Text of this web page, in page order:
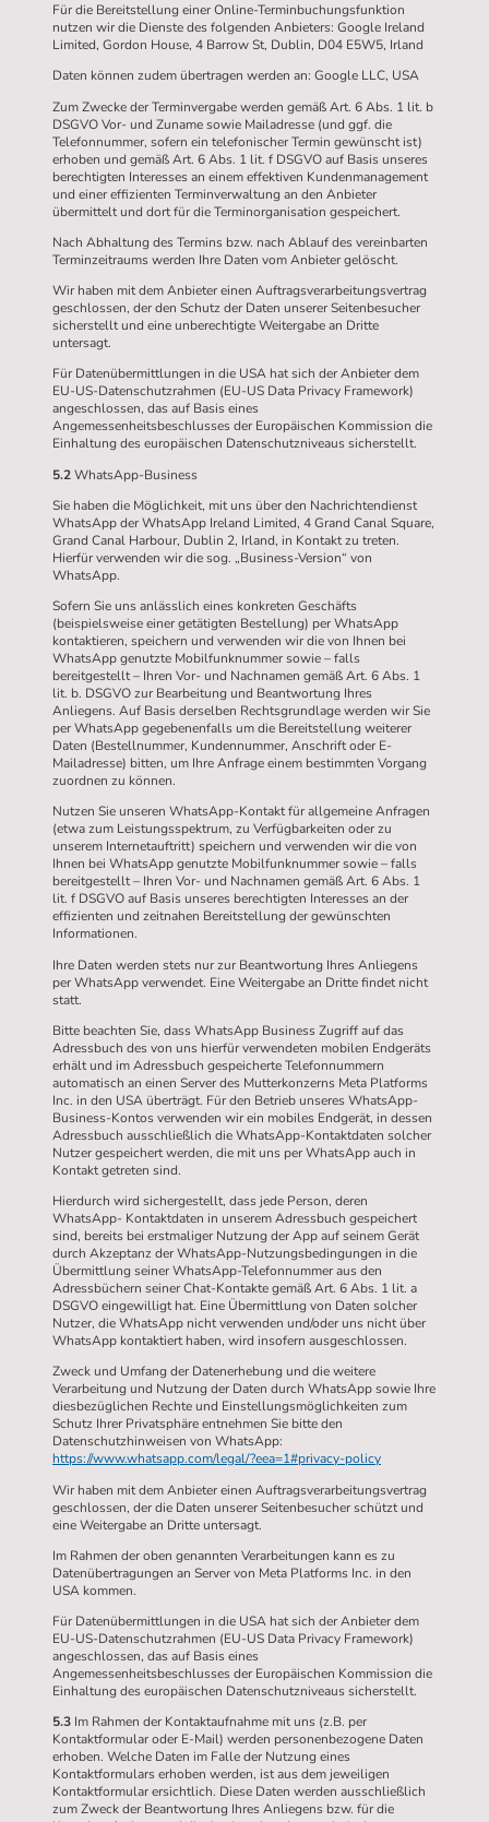
Für die Bereitstellung einer Online-Terminbuchungsfunktion
nutzen wir die Dienste des folgenden Anbieters: Google Ireland
Limited, Gordon House, 4 Barrow St, Dublin, D04 E5W5, Irland
Daten können zudem übertragen werden an: Google LLC, USA
Zum Zwecke der Terminvergabe werden gemäß Art. 6 Abs. 1 lit. b
DSGVO Vor- und Zuname sowie Mailadresse (und ggf. die
Telefonnummer, sofern ein telefonischer Termin gewünscht ist)
erhoben und gemäß Art. 6 Abs. 1 lit. f DSGVO auf Basis unseres
berechtigten Interesses an einem effektiven Kundenmanagement
und einer effizienten Terminverwaltung an den Anbieter
übermittelt und dort für die Terminorganisation gespeichert.
Nach Abhaltung des Termins bzw. nach Ablauf des vereinbarten
Terminzeitraums werden Ihre Daten vom Anbieter gelöscht.
Wir haben mit dem Anbieter einen Auftragsverarbeitungsvertrag
geschlossen, der den Schutz der Daten unserer Seitenbesucher
sicherstellt und eine unberechtigte Weitergabe an Dritte
untersagt.
Für Datenübermittlungen in die USA hat sich der Anbieter dem
EU-US-Datenschutzrahmen (EU-US Data Privacy Framework)
angeschlossen, das auf Basis eines
Angemessenheitsbeschlusses der Europäischen Kommission die
Einhaltung des europäischen Datenschutzniveaus sicherstellt.
5.2WhatsApp-Business
Sie haben die Möglichkeit, mit uns über den Nachrichtendienst
WhatsApp der WhatsApp Ireland Limited, 4 Grand Canal Square,
Grand Canal Harbour, Dublin 2, Irland, in Kontakt zu treten.
Hierfür verwenden wir die sog. „Business-Version“ von
WhatsApp.
Sofern Sie uns anlässlich eines konkreten Geschäfts
(beispielsweise einer getätigten Bestellung) per WhatsApp
kontaktieren, speichern und verwenden wir die von Ihnen bei
WhatsApp genutzte Mobilfunknummer sowie – falls
bereitgestellt – Ihren Vor- und Nachnamen gemäß Art. 6 Abs. 1
lit. b. DSGVO zur Bearbeitung und Beantwortung Ihres
Anliegens. Auf Basis derselben Rechtsgrundlage werden wir Sie
per WhatsApp gegebenenfalls um die Bereitstellung weiterer
Daten (Bestellnummer, Kundennummer, Anschrift oder E-
Mailadresse) bitten, um Ihre Anfrage einem bestimmten Vorgang
zuordnen zu können.
Nutzen Sie unseren WhatsApp-Kontakt für allgemeine Anfragen
(etwa zum Leistungsspektrum, zu Verfügbarkeiten oder zu
unserem Internetauftritt) speichern und verwenden wir die von
Ihnen bei WhatsApp genutzte Mobilfunknummer sowie – falls
bereitgestellt – Ihren Vor- und Nachnamen gemäß Art. 6 Abs. 1
lit. f DSGVO auf Basis unseres berechtigten Interesses an der
effizienten und zeitnahen Bereitstellung der gewünschten
Informationen.
Ihre Daten werden stets nur zur Beantwortung Ihres Anliegens
per WhatsApp verwendet. Eine Weitergabe an Dritte findet nicht
statt.
Bitte beachten Sie, dass WhatsApp Business Zugriff auf das
Adressbuch des von uns hierfür verwendeten mobilen Endgeräts
erhält und im Adressbuch gespeicherte Telefonnummern
automatisch an einen Server des Mutterkonzerns Meta Platforms
Inc. in den USA überträgt. Für den Betrieb unseres WhatsApp-
Business-Kontos verwenden wir ein mobiles Endgerät, in dessen
Adressbuch ausschließlich die WhatsApp-Kontaktdaten solcher
Nutzer gespeichert werden, die mit uns per WhatsApp auch in
Kontakt getreten sind.
Hierdurch wird sichergestellt, dass jede Person, deren
WhatsApp- Kontaktdaten in unserem Adressbuch gespeichert
sind, bereits bei erstmaliger Nutzung der App auf seinem Gerät
durch Akzeptanz der WhatsApp-Nutzungsbedingungen in die
Übermittlung seiner WhatsApp-Telefonnummer aus den
Adressbüchern seiner Chat-Kontakte gemäß Art. 6 Abs. 1 lit. a
DSGVO eingewilligt hat. Eine Übermittlung von Daten solcher
Nutzer, die WhatsApp nicht verwenden und/oder uns nicht über
WhatsApp kontaktiert haben, wird insofern ausgeschlossen.
Zweck und Umfang der Datenerhebung und die weitere
Verarbeitung und Nutzung der Daten durch WhatsApp sowie Ihre
diesbezüglichen Rechte und Einstellungsmöglichkeiten zum
Schutz Ihrer Privatsphäre entnehmen Sie bitte den
Datenschutzhinweisen von WhatsApp:
https://www.whatsapp.com/legal/?eea=1#privacy-policy
Wir haben mit dem Anbieter einen Auftragsverarbeitungsvertrag
geschlossen, der die Daten unserer Seitenbesucher schützt und
eine Weitergabe an Dritte untersagt.
Im Rahmen der oben genannten Verarbeitungen kann es zu
Datenübertragungen an Server von Meta Platforms Inc. in den
USA kommen.
Für Datenübermittlungen in die USA hat sich der Anbieter dem
EU-US-Datenschutzrahmen (EU-US Data Privacy Framework)
angeschlossen, das auf Basis eines
Angemessenheitsbeschlusses der Europäischen Kommission die
Einhaltung des europäischen Datenschutzniveaus sicherstellt.
5.3 Im Rahmen der Kontaktaufnahme mit uns (z.B. per
Kontaktformular oder E-Mail) werden personenbezogene Daten
erhoben. Welche Daten im Falle der Nutzung eines
Kontaktformulars erhoben werden, ist aus dem jeweiligen
Kontaktformular ersichtlich. Diese Daten werden ausschließlich
zum Zweck der Beantwortung Ihres Anliegens bzw. für die